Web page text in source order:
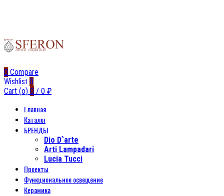
0 Compare
Wishlist 0
Cart (o) 0 / 0 ₽
Главная
Каталог
БРЕНДЫ
Dio D`arte
Arti Lampadari
Lucia Tucci
Проекты
Функциональное освещение
Керамика